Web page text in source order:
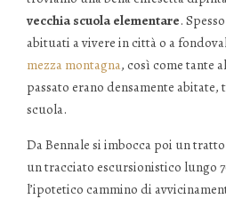
vecchia scuola elementare.
abituati a vivere in città o a
mezza montagna, così come tante
passato erano densamente abitate,
scuola.
Da Bennale si imbocca poi un
un tracciato escursionistico lungo
l’ipotetico cammino di